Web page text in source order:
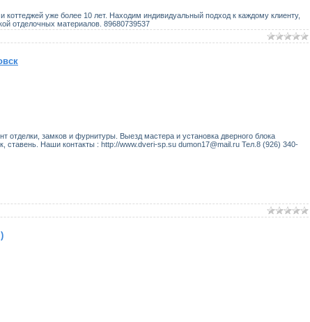
уже более 10 лет. Находим индивидуальный подход к каждому клиенту,
отделочных материалов. 89680739537
отделки, замков и фурнитуры. Выезд мастера и установка дверного блока
ставень. Наши контакты : http://www.dveri-sp.su dumon17@mail.ru Тел.8 (926) 340-